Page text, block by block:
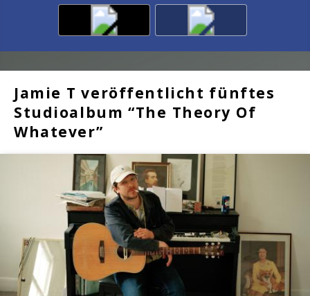
Jamie T veröffentlicht fünftes
Studioalbum “The Theory Of
Whatever”